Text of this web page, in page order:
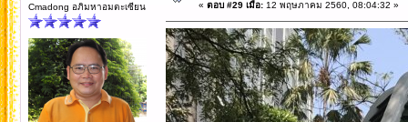
Cmadong อภิมหาอมตะเซียน « ตอบ #29 เมื่อ:12 พฤษภาคม 2560, 08:04:32 »